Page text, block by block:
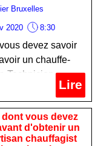
Bruxelles
2020 8:30
devez savoir
un chauffe-
Technicien
professionnel
état
Lire
dont vous devez
d'obtenir un
chauffagist